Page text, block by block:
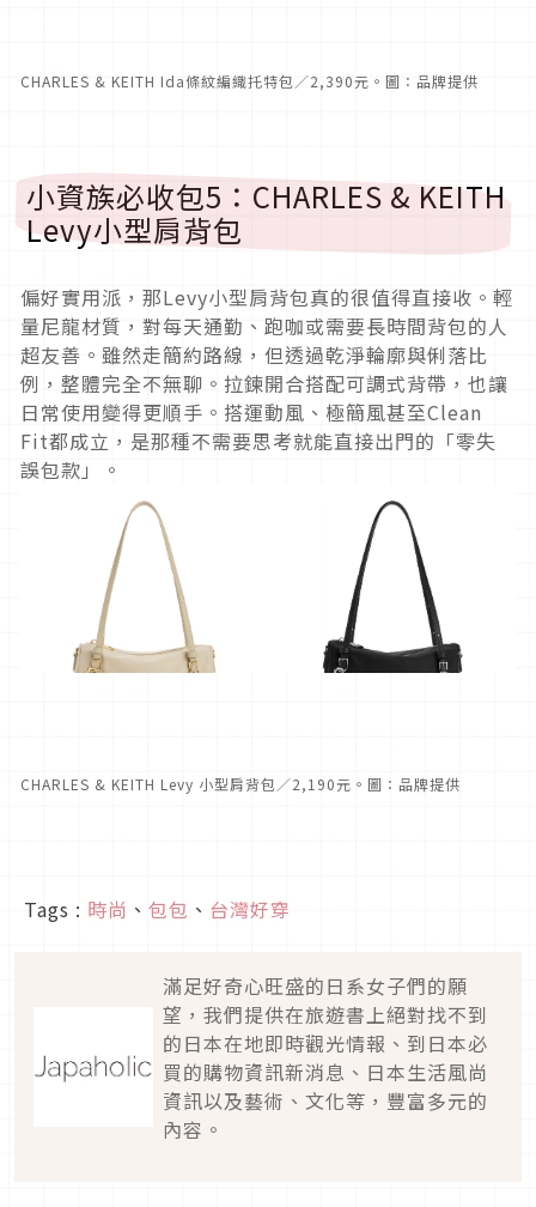
CHARLES & KEITH Ida條紋編織托特包／2,390元。圖：品牌提供
小資族必收包5：CHARLES & KEITH
Levy小型肩背包
偏好實用派，那Levy小型肩背包真的很值得直接收。輕
量尼龍材質，對每天通勤、跑咖或需要長時間背包的人
超友善。雖然走簡約路線，但透過乾淨輪廓與俐落比
例，整體完全不無聊。拉鍊開合搭配可調式背帶，也讓
日常使用變得更順手。搭運動風、極簡風甚至Clean
Fit都成立，是那種不需要思考就能直接出門的「零失
誤包款」。
CHARLES & KEITH Levy 小型肩背包／2,190元。圖：品牌提供
Tags : 時尚 、 包包 、 台灣好穿
滿足好奇心旺盛的日系女子們的願
望，我們提供在旅遊書上絕對找不到
的日本在地即時觀光情報、到日本必
買的購物資訊新消息、日本生活風尚
資訊以及藝術、文化等，豐富多元的
內容。